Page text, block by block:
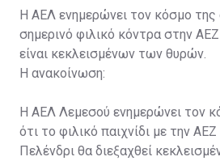
Η ΑΕΛ ενημερώνει τον κόσμο
σημερινό φιλικό κόντρα στην
είναι κεκλεισμένων των θυρών.
Η ανακοίνωση:
Η ΑΕΛ Λεμεσού ενημερώνει τον
ότι το φιλικό παιχνίδι με την
Πελένδρι θα διεξαχθεί